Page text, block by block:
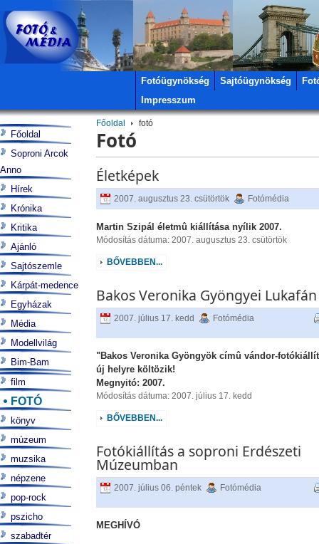
Fotóügynökség Sajtóügynökség
Impresszum
Főoldal fotó
Fotó
Életképek
2007. augusztus 23. csütörtök Fotómédia
Martin Szipál életmû kiállítása nyílik 2007.
Módosítás dátuma: 2007. augusztus 23. csütörtök
BŐVEBBEN...
Bakos Veronika Gyöngyei Lukafán
2007. július 17. kedd Fotómédia
"Bakos Veronika Gyöngyök címû vándor-
új helyre költözik!
Megnyitó: 2007.
Módosítás dátuma: 2007. július 17. kedd
BŐVEBBEN...
Fotókiállítás a soproni Erdészeti
Múzeumban
2007. július 06. péntek Fotómédia
MEGHÍVÓ
Főoldal
Soproni Arcok
Anno
Hírek
Krónika
Kritika
Ajánló
Sajtószemle
Kárpát-medence
Egyházak
Média
Modellvilág
Bim-Bam
film
FOTÓ
könyv
múzeum
muzsika
népzene
pop-rock
pszicho
szabadtér